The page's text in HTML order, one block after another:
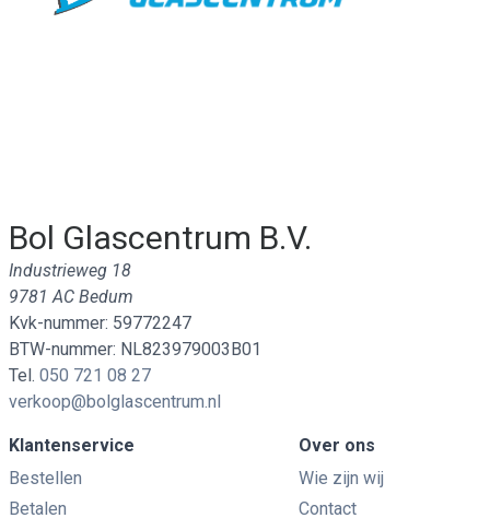
Bol Glascentrum B.V.
Industrieweg 18
9781 AC Bedum
Kvk-nummer: 59772247
BTW-nummer: NL823979003B01
Tel. 050 721 08 27
verkoop@bolglascentrum.nl
Klantenservice
Bestellen
Betalen
Over ons
Wie zijn wij
Contact